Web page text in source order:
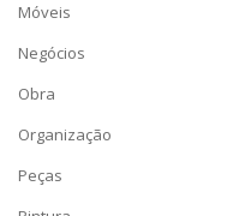
Móveis
Negócios
Obra
Organização
Peças